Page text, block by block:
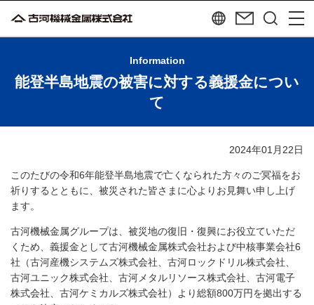
Information
能登半島地震の被害に対する義援金につい
て
2024年01月22日
このたびの令和6年能登半島地震で亡くなられた方々のご冥福をお
祈りするとともに、被災された皆さまに心よりお見舞い申し上げ
ます。
古河機械金属グループは、被災地の復旧・復興にお役立ていただ
くため、義援金として古河機械金属株式会社および中核事業会社6
社（古河産機システムズ株式会社、古河ロックドリル株式会社、
古河ユニック株式会社、古河メタルリソース株式会社、古河電子
株式会社、古河ケミカルズ株式会社）より総額800万円を拠出する